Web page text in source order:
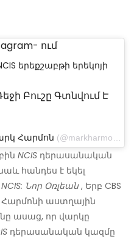
ում
երեքշաբթի երեկոյի
Բուշը Գտնվում Է
Հարմոն (@markharmonofficial_) Նոյ 12, 2018 ժամը 2:04 երեկոյան PST
NCIS դերասանական
հանդես է եկել
NCIS: Նոր Օռլեան, Երբ CBS
Հարմոնի աստղային
ասաց, որ վարկը
դերասանական կազմը